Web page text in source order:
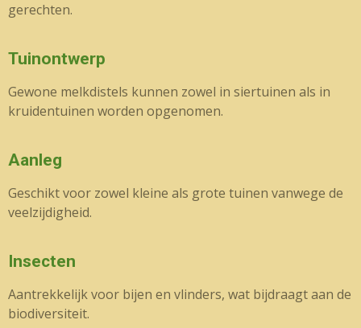
gerechten.
Tuinontwerp
Gewone melkdistels kunnen zowel in siertuinen als in
kruidentuinen worden opgenomen.
Aanleg
Geschikt voor zowel kleine als grote tuinen vanwege de
veelzijdigheid.
Insecten
Aantrekkelijk voor bijen en vlinders, wat bijdraagt aan de
biodiversiteit.